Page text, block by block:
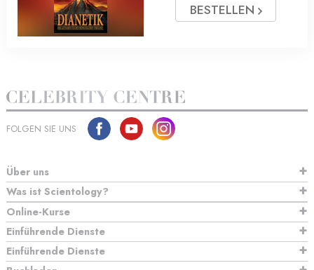
BESTELLEN
FOLGEN SIE UNS
Über uns
Was ist Scientology?
Online-Kurse
Einführende Dienste
Einführende Dienste